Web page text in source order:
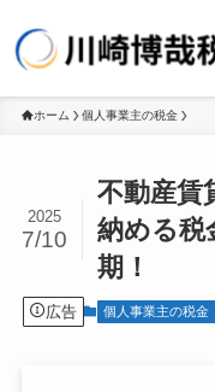
ホーム 個人事業主の税金
不動産賃
納める税
期！
2025
7/10
広告 個人事業主の税金